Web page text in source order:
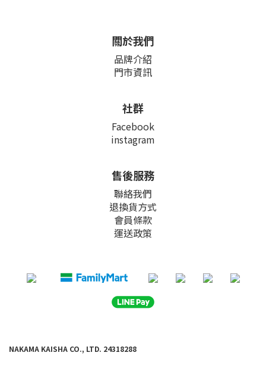
關於我們
品牌介紹
門市資訊
社群
Facebook
instagram
售後服務
聯絡我們
退換貨方式
會員條款
運送政策
NAKAMA KAISHA CO., LTD. 24318288